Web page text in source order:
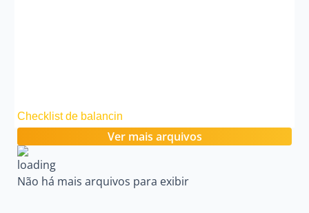
Checklist de balancin
Ver mais arquivos
Não há mais arquivos para exibir